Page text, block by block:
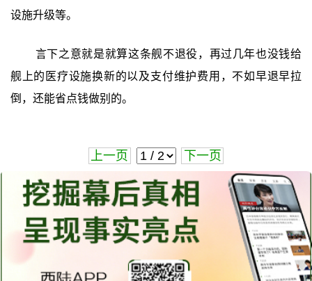
设施升级等。
言下之意就是就算这条舰不退役，再过几年也没钱给
舰上的医疗设施换新的以及支付维护费用，不如早退早拉
倒，还能省点钱做别的。
上一页 下一页